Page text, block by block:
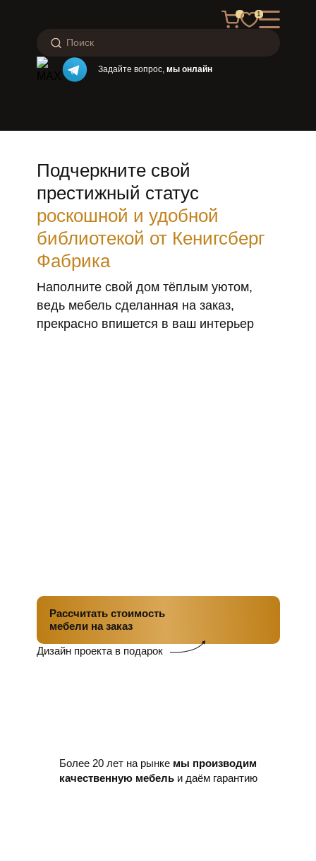
1
Задайте вопрос, мы онлайн
Подчеркните свой
престижный статус
роскошной и удобной
библиотекой от Кенигсберг
Фабрика
Наполните свой дом тёплым уютом,
ведь мебель сделанная на заказ,
прекрасно впишется в ваш интерьер
Рассчитать стоимость
мебели на заказ
Дизайн проекта в подарок
Более 20 лет на рынке мы производим
качественную мебельи даём гарантию